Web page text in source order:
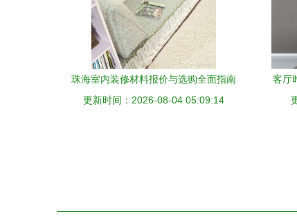
珠海室内装修材料报价与选购全面指南
更新时间：2026-08-04 05:09:14
客厅